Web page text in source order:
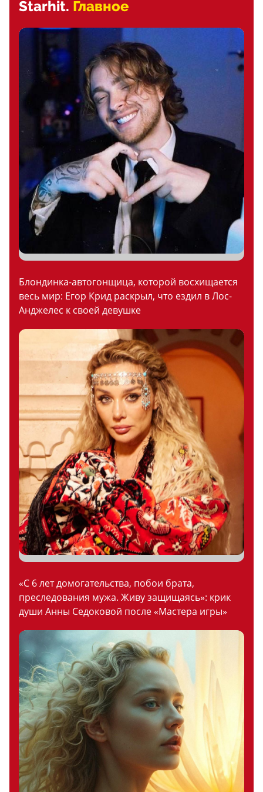
Starhit. Главное
Блондинка-автогонщица, которой восхищается
весь мир: Егор Крид раскрыл, что ездил в Лос-
Анджелес к своей девушке
«С 6 лет домогательства, побои брата,
преследования мужа. Живу защищаясь»: крик
души Анны Седоковой после «Мастера игры»